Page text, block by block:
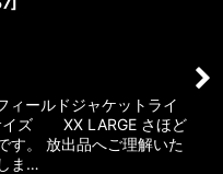
ールドジャケットライ
ズ XX LARGE さほど
す。 放出品へご理解いた
ま…